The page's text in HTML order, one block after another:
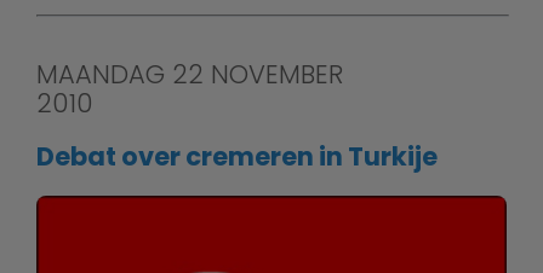
MAANDAG 22 NOVEMBER
2010
Debat over cremeren in Turkije